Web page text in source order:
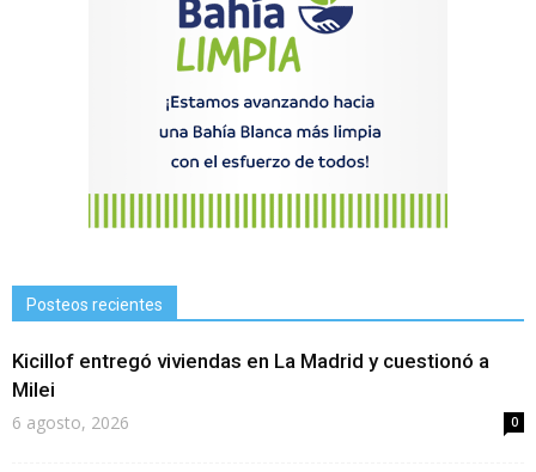
Posteos recientes
Kicillof entregó viviendas en La Madrid y cuestionó a
Milei
6 agosto, 2026 0